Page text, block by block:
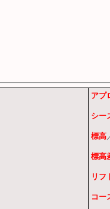
アプ
シー
標高
標高
リフ
コー